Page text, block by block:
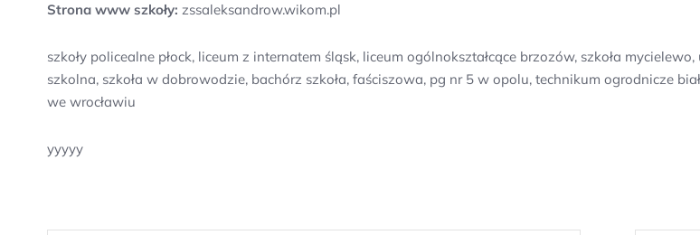
Strona www szkoły: zssaleksandrow.wikom.pl
szkoły policealne płock, liceum z internatem śląsk, liceum ogólnokształcące brzozów, szkoła
szkolna, szkoła w dobrowodzie, bachórz szkoła, faściszowa, pg nr 5 w opolu, technikum ogrodnicze
we wrocławiu
yyyyy